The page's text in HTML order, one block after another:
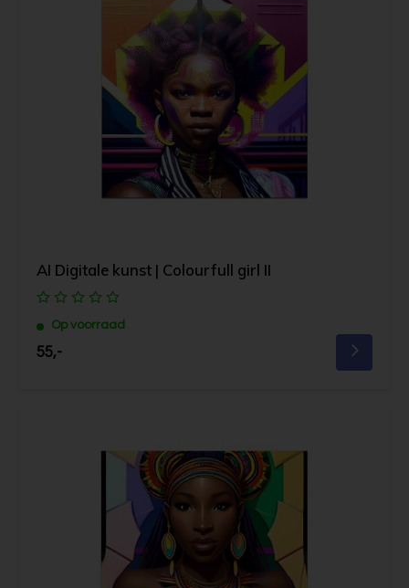
AI Digitale kunst | Colourfull girl II
Op voorraad
55,-